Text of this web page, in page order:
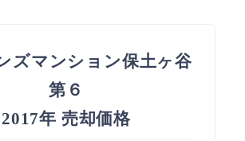
ズマンション保土ヶ谷
第６
2017年 売却価格